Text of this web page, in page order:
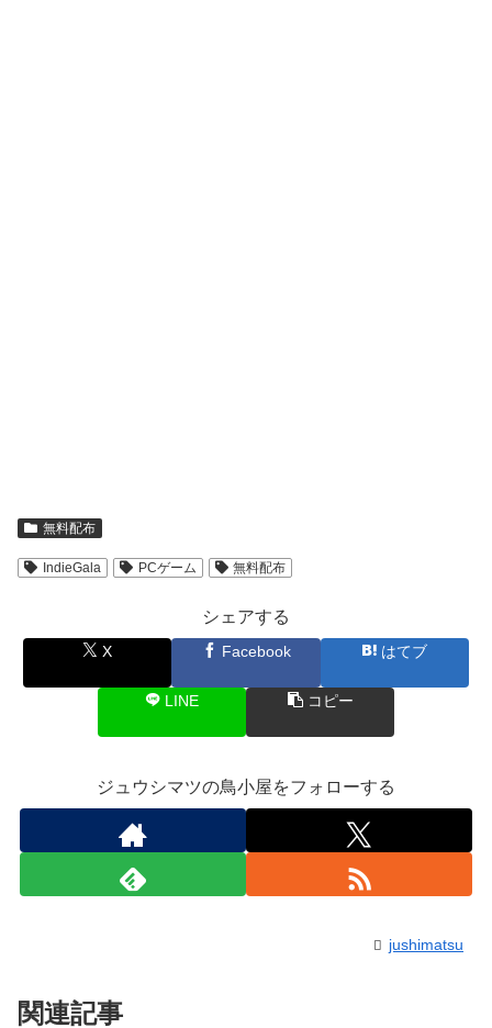
無料配布
IndieGala PCゲーム 無料配布
シェアする
X Facebook はてブ
LINE コピー
ジュウシマツの鳥小屋をフォローする
jushimatsu
関連記事